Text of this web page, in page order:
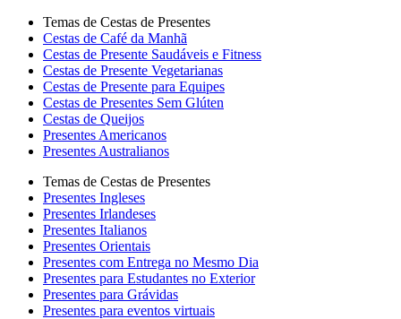
Temas de Cestas de Presentes
Cestas de Café da Manhã
Cestas de Presente Saudáveis e Fitness
Cestas de Presente Vegetarianas
Cestas de Presente para Equipes
Cestas de Presentes Sem Glúten
Cestas de Queijos
Presentes Americanos
Presentes Australianos
Temas de Cestas de Presentes
Presentes Ingleses
Presentes Irlandeses
Presentes Italianos
Presentes Orientais
Presentes com Entrega no Mesmo Dia
Presentes para Estudantes no Exterior
Presentes para Grávidas
Presentes para eventos virtuais